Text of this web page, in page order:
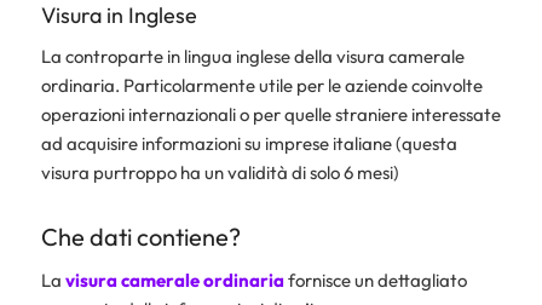
Visura in Inglese
La controparte in lingua inglese della visura camerale
ordinaria. Particolarmente utile per le aziende coinvolte
operazioni internazionali o per quelle straniere interessate
ad acquisire informazioni su imprese italiane (questa
visura purtroppo ha un validità di solo 6 mesi)
Che dati contiene?
La visura camerale ordinariafornisce un dettagliato